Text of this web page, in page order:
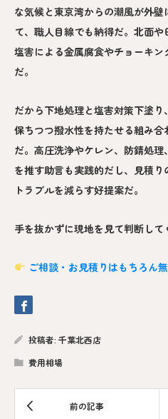
な気候と東京湾からの潮風が外
て、職人目線でも納得だ。北面や
塩害による金属腐食やチョーキ
だ。
だから下地処理と塩害対策下塗
保ちつつ撥水性を持たせる組み
だ。高圧洗浄やケレン、防錆処
を推す助言も実践的だし、見積
トラブルを減らす好提案だ。
手を抜かずに現地を見て判断して
ご相談・お見積りはもちろん
投稿者: 千葉北西店
費用相場